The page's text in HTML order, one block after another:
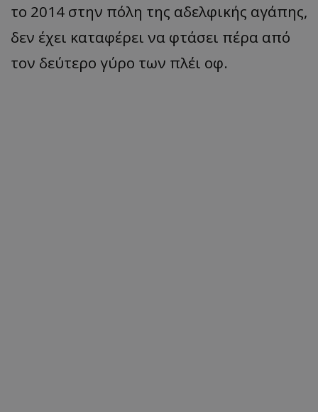
το 2014 στην πόλη της αδελφικής αγάπης,
δεν έχει καταφέρει να φτάσει πέρα από
τον δεύτερο γύρο των πλέι οφ.